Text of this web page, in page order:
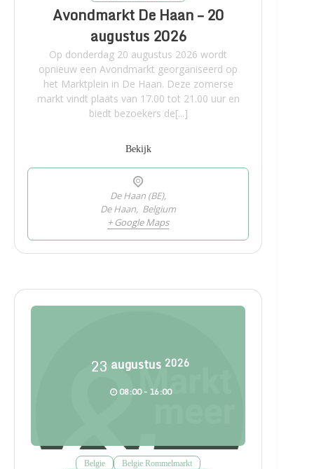
Avondmarkt De Haan – 20
augustus 2026
Op donderdag 20 augustus 2026 wordt
opnieuw een Avondmarkt georganiseerd op
het Marktplein in De Haan. Deze zomerse
markt vindt plaats van 17.00 tot 21.00 uur en
biedt bezoekers de[...]
Bekijk
De Haan (BE),
De Haan, Belgium
+ Google Maps
23 augustus 2026
08:00 - 16:00
Belgie
Belgie Rommelmarkt